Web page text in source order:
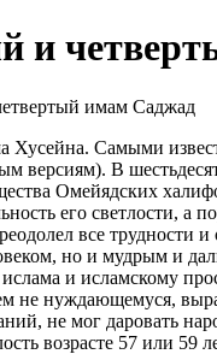
и
имам Саджад
Хусейна. Самыми
версиям). В
Омейядских
его
все трудности
но и мудрым и
и исламскому
не нуждающемуся,
не мог даровать
возрасте 57 или